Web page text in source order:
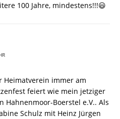
100 Jahre, mindestens!!!😃
Heimatverein immer am
feiert wie mein jetziger
Hahnenmoor-Boerstel e.V.. Als
Schulz mit Heinz Jürgen